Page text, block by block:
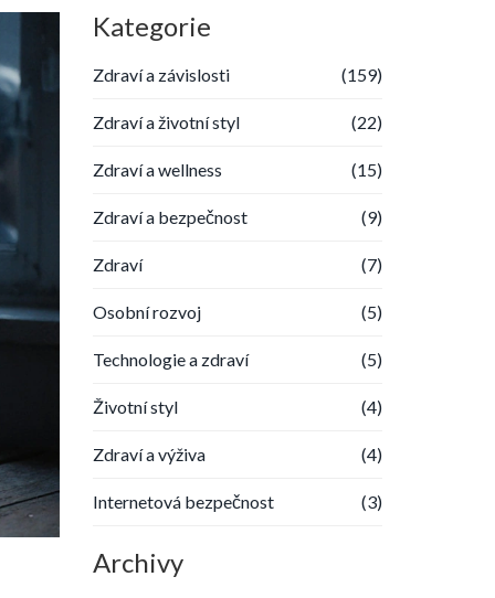
Kategorie
Zdraví a závislosti (159)
Zdraví a životní styl (22)
Zdraví a wellness (15)
Zdraví a bezpečnost (9)
Zdraví (7)
Osobní rozvoj (5)
Technologie a zdraví (5)
Životní styl (4)
Zdraví a výživa (4)
Internetová bezpečnost (3)
Archivy